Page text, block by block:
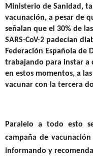
Ministerio de Sanidad,
vacunación, a pesar de
señalan que el 30% de
SARS-CoV-2 padecían
Federación Española de
trabajando para instar a
en estos momentos, a
vacunar con la tercera
Paralelo a todo esto
campaña de
informando y